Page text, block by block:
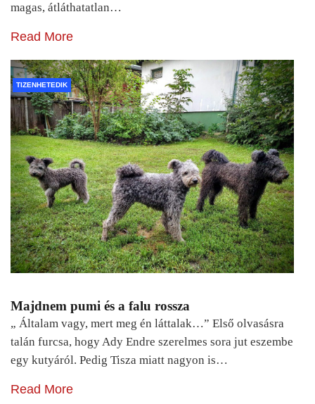
magas, átláthatatlan…
Read More
TIZENHETEDIK
Majdnem pumi és a falu rossza
„ Általam vagy, mert meg én láttalak…” Első olvasásra
talán furcsa, hogy Ady Endre szerelmes sora jut eszembe
egy kutyáról. Pedig Tisza miatt nagyon is…
Read More